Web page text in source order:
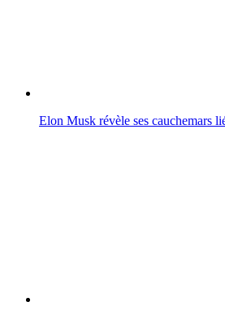
Elon Musk révèle ses cauchemars